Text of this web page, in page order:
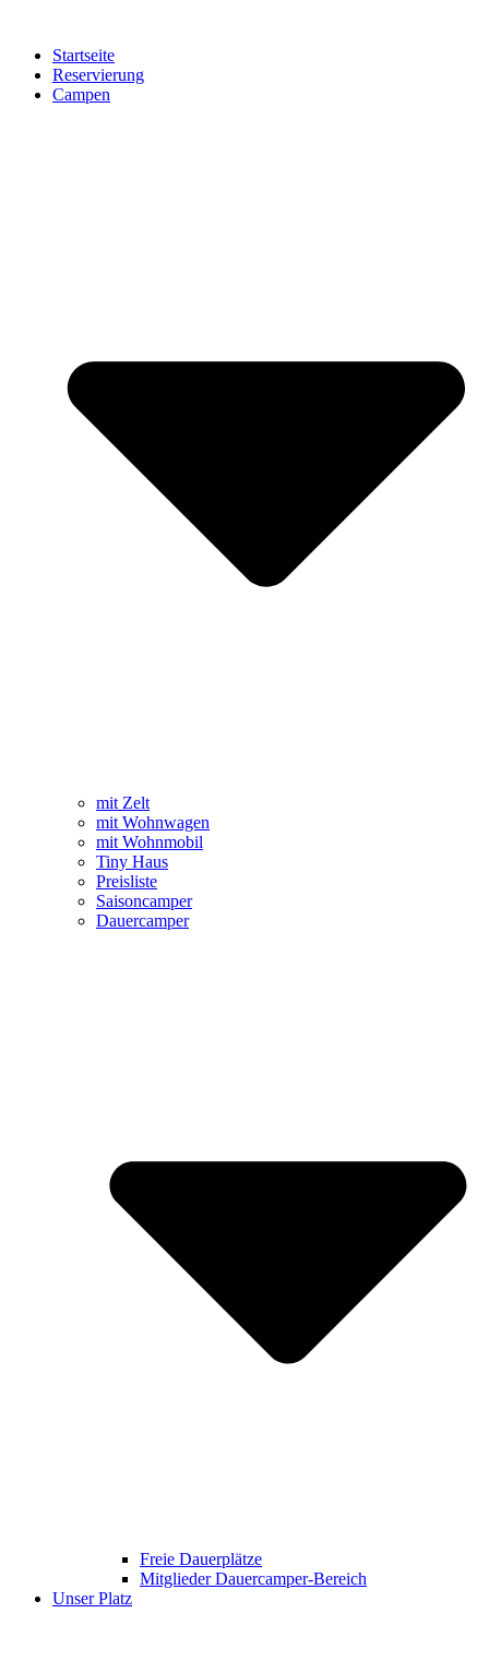
springenStartseite
Reservierung
Campen
mit Zelt
mit Wohnwagen
mit Wohnmobil
Tiny Haus
Preisliste
Saisoncamper
Dauercamper
Freie Dauerplätze
Mitglieder Dauercamper-Bereich
Unser Platz